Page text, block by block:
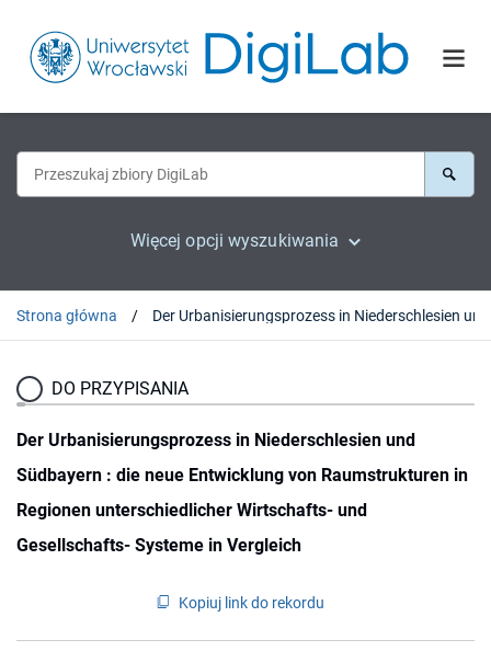
Więcej opcji wyszukiwania
Strona główna
DO PRZYPISANIA
Der Urbanisierungsprozess in Niederschlesien und
Südbayern : die neue Entwicklung von Raumstrukturen in
Regionen unterschiedlicher Wirtschafts- und
Gesellschafts- Systeme in Vergleich
Kopiuj link do rekordu